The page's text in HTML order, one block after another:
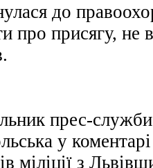
до
про присягу, не
прес-служби
у
міліції з